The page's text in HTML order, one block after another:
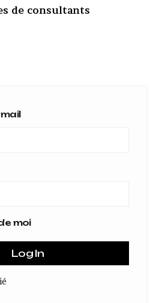
de consultants
moi